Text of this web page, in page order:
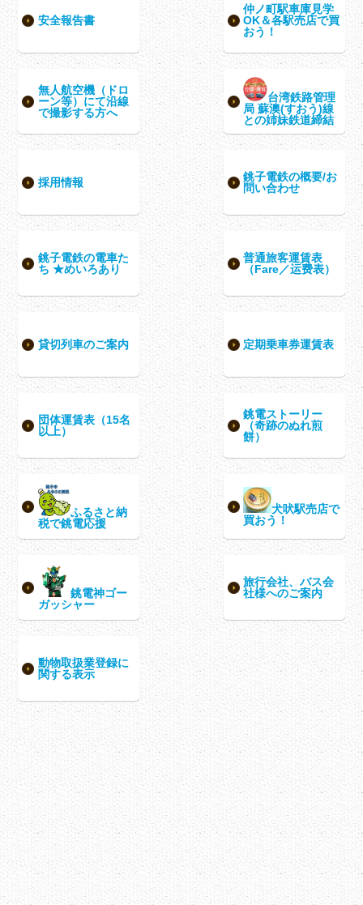
安全報告書
仲ノ町駅車庫見学
OK＆各駅売店で買
おう！
無人航空機（ドロ
ーン等）にて沿線
で撮影する方へ
台湾鉄路管理
局 蘇澳(すおう)線
との姉妹鉄道締結
採用情報
銚子電鉄の概要/お
問い合わせ
銚子電鉄の電車た
ち ★めいろあり
普通旅客運賃表
（Fare／运费表）
貸切列車のご案内 定期乗車券運賃表
団体運賃表（15名
以上）
銚電ストーリー
（奇跡のぬれ煎
餅）
ふるさと納
税で銚電応援
犬吠駅売店で
買おう！
銚電神ゴー
ガッシャー
旅行会社、バス会
社様へのご案内
動物取扱業登録に
関する表示